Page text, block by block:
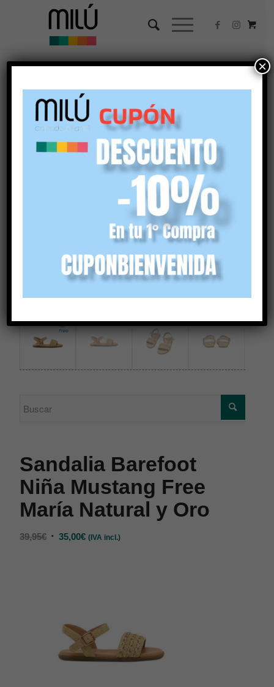
Sandalia Barefoot
Niña Mustang Free
María Natural y Oro
39,95€ 35,00€ (IVA incl.)
×